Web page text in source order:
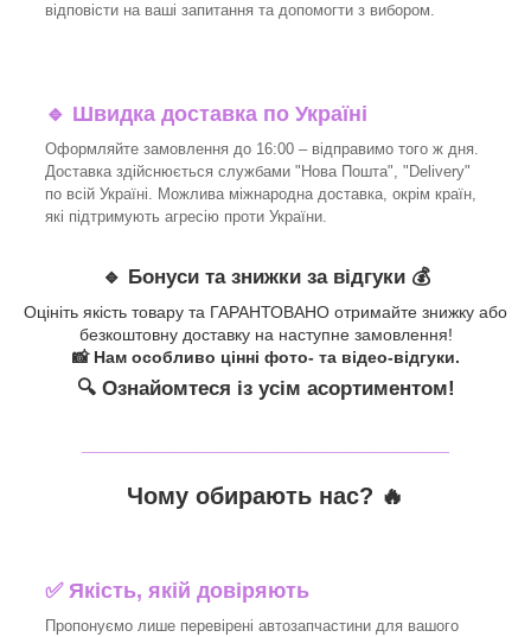
відповісти на ваші запитання та допомогти з вибором.
🔹 Швидка доставка по Україні
Оформляйте замовлення до 16:00 – відправимо того ж дня.
Доставка здійснюється службами "Нова Пошта", "Delivery"
по всій Україні. Можлива міжнародна доставка, окрім країн,
які підтримують агресію проти України.
🔹 Бонуси та знижки за відгуки 💰
Оцініть якість товару та ГАРАНТОВАНО отримайте знижку або
безкоштовну доставку на наступне замовлення!
📸 Нам особливо цінні фото- та відео-відгуки.
🔍 Ознайомтеся із усім асортиментом!
Чому обирають нас? 🔥
✅ Якість, якій довіряють
Пропонуємо лише перевірені автозапчастини для вашого